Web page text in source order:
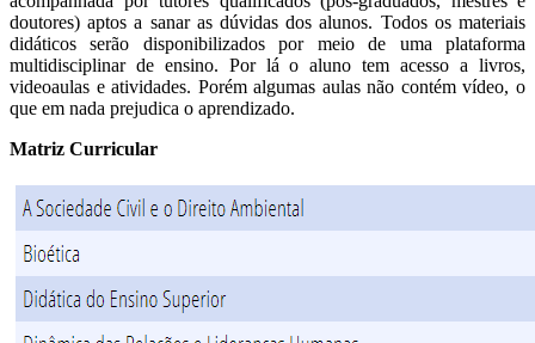
doutores) aptos a sanar as dúvidas dos alunos. Todos os materiais
didáticos serão disponibilizados por meio de uma plataforma
multidisciplinar de ensino. Por lá o aluno tem acesso a livros,
videoaulas e atividades. Porém algumas aulas não contém vídeo, o
que em nada prejudica o aprendizado.
Matriz Curricular